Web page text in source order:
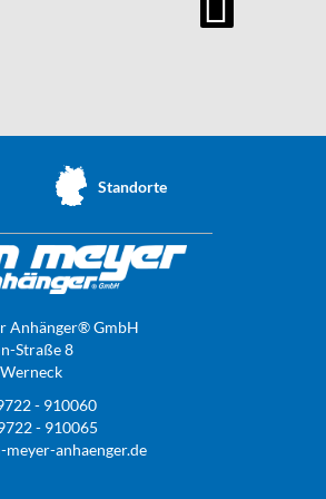
Standorte
Anhänger® GmbH
Straße 8
- 910060
- 910065
meyer-anhaenger.de